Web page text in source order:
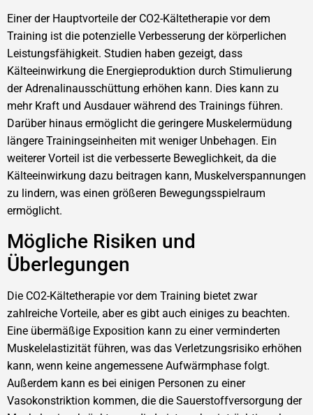
Einer der Hauptvorteile der CO2-Kältetherapie vor dem
Training ist die potenzielle Verbesserung der körperlichen
Leistungsfähigkeit. Studien haben gezeigt, dass
Kälteeinwirkung die Energieproduktion durch Stimulierung
der Adrenalinausschüttung erhöhen kann. Dies kann zu
mehr Kraft und Ausdauer während des Trainings führen.
Darüber hinaus ermöglicht die geringere Muskelermüdung
längere Trainingseinheiten mit weniger Unbehagen. Ein
weiterer Vorteil ist die verbesserte Beweglichkeit, da die
Kälteeinwirkung dazu beitragen kann, Muskelverspannungen
zu lindern, was einen größeren Bewegungsspielraum
ermöglicht.
Mögliche Risiken und
Überlegungen
Die CO2-Kältetherapie vor dem Training bietet zwar
zahlreiche Vorteile, aber es gibt auch einiges zu beachten.
Eine übermäßige Exposition kann zu einer verminderten
Muskelelastizität führen, was das Verletzungsrisiko erhöhen
kann, wenn keine angemessene Aufwärmphase folgt.
Außerdem kann es bei einigen Personen zu einer
Vasokonstriktion kommen, die die Sauerstoffversorgung der